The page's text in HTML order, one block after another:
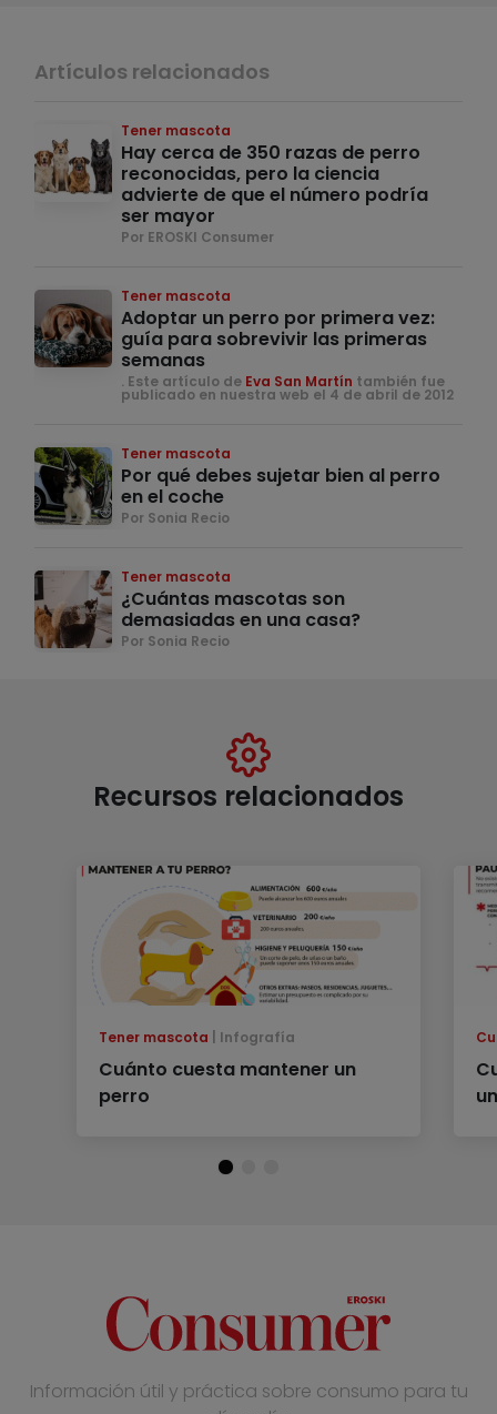
Artículos relacionados
Tener mascota
Hay cerca de 350 razas de perro
reconocidas, pero la ciencia
advierte de que el número podría
ser mayor
Por EROSKI Consumer
Tener mascota
Adoptar un perro por primera vez:
guía para sobrevivir las primeras
semanas
. Este artículo de Eva San Martín también fue
publicado en nuestra web el 4 de abril de 2012
Tener mascota
Por qué debes sujetar bien al perro
en el coche
Por Sonia Recio
Tener mascota
¿Cuántas mascotas son
demasiadas en una casa?
Por Sonia Recio
Recursos relacionados
Tener mascota Infografía
Cuánto cuesta mantener un
perro
Información útil y práctica sobre consumo para tu